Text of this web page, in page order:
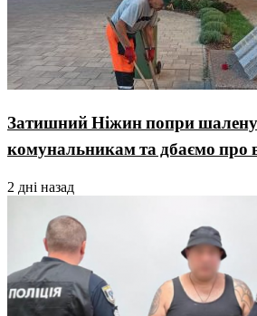
Затишний Ніжин попри шалену
комунальникам та дбаємо про
2 дні назад